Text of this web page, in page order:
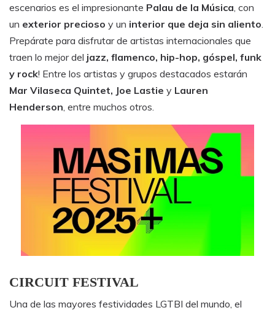
escenarios es el impresionante Palau de la Música , con
un exterior precioso y un interior que deja sin aliento
Prepárate para disfrutar de artistas internacionales que
traen lo mejor del jazz, flamenco, hip-hop, góspel, funk
y rock! Entre los artistas y grupos destacados estarán
Mar Vilaseca Quintet, Joe Lastie y Lauren
Henderson , entre muchos otros.
CIRCUIT FESTIVAL
Una de las mayores festividades LGTBI del mundo, el